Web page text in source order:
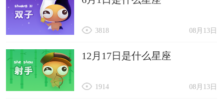
08月13日
3818
12月17日是什么星座
08月13日
1914